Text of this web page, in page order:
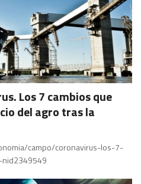
Los 7 cambios que
del agro tras la
campo/coronavirus-los-7-